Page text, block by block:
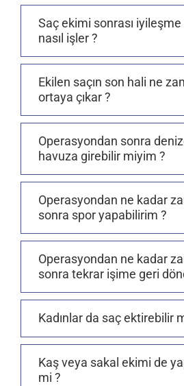
Saç ekimi sonrası
nasıl işler ?
Ekilen saçın son hali ne
ortaya çıkar ?
Operasyondan sonra
havuza girebilir miyim ?
Operasyondan ne kadar
sonra spor yapabilirim ?
Operasyondan ne kadar
sonra tekrar işime geri
Kadınlar da saç ektirebilir
Kaş veya sakal ekimi de
mi ?